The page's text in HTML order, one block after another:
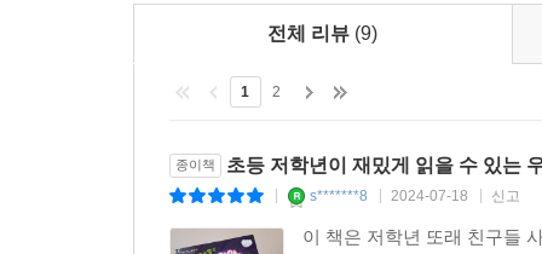
전체 리뷰 (9)
1 2
종이책 초등 저학년이 재밌게 읽을 수 있는
s*******8 2024-07-18 신고
이 책은 저학년 또래 친구들